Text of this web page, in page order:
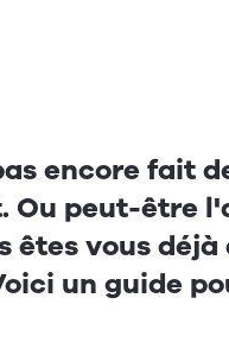
encore fait
Ou peut-être
êtes vous
un guide